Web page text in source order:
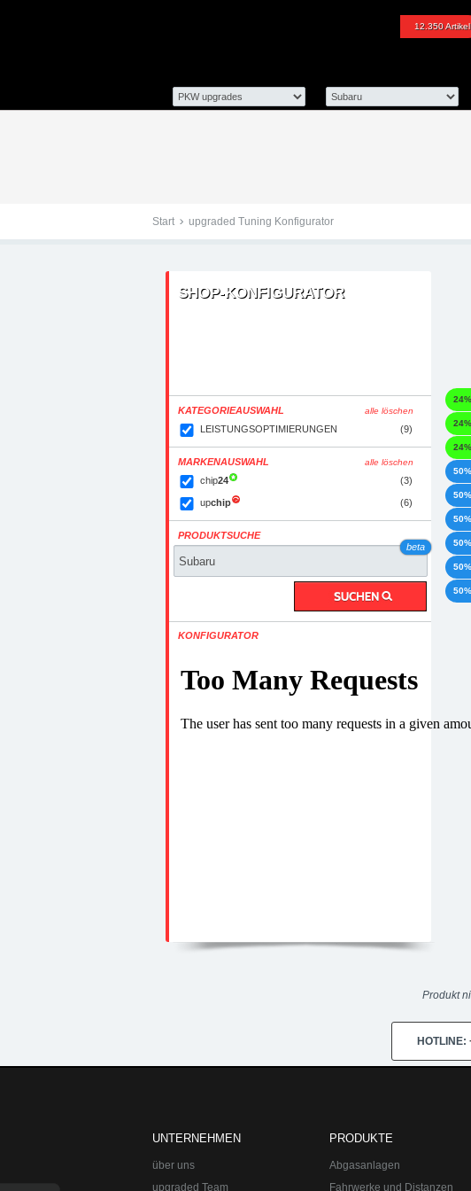
Tuningteile: Subaru
12.350 Artikel
Start upgraded Tuning Konfigurator
SHOP-KONFIGURATOR
KATEGORIEAUSWAHL alle löschen
LEISTUNGSOPTIMIERUNGEN (9)
MARKENAUSWAHL alle löschen
chip24 (3)
upchip (6)
PRODUKTSUCHE
beta
KONFIGURATOR
24%
24%
24%
50%
50%
50%
50%
50%
50%
Produkt
HOTLINE:
UNTERNEHMEN
über uns
upgraded Team
PRODUKTE
Abgasanlagen
Fahrwerke und Distanzen